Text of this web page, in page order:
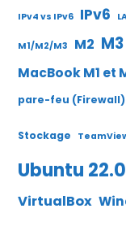
IPv4 vs IPv6 IPv6
M1/M2/M3 M2 M3
MacBook M1 et
pare-feu (Firewall)
Stockage
Ubuntu
VirtualBox